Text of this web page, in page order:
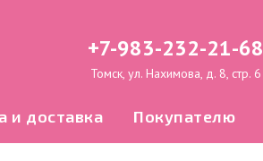
+7-983-232-21-68
Томск, ул. Нахимова, д. 8, стр. 6
и доставка Покупателю